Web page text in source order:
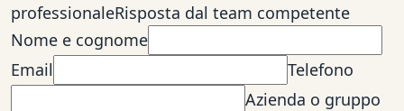
professionaleRisposta dal team competente
Nome e cognome
Email
Telefono
Azienda o gruppo